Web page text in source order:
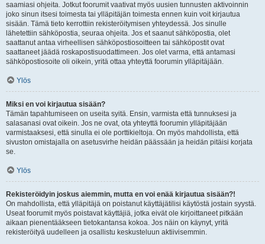
saamiasi ohjeita. Jotkut foorumit vaativat myös uusien tunnusten aktivoinnin
joko sinun itsesi toimesta tai ylläpitäjän toimesta ennen kuin voit kirjautua
sisään. Tämä tieto kerrottiin rekisteröitymisen yhteydessä. Jos sinulle
lähetettiin sähköpostia, seuraa ohjeita. Jos et saanut sähköpostia, olet
saattanut antaa virheellisen sähköpostiosoitteen tai sähköpostit ovat
saattaneet jäädä roskapostisuodattimeen. Jos olet varma, että antamasi
sähköpostiosoite oli oikein, yritä ottaa yhteyttä foorumin ylläpitäjään.
Ylös
Miksi en voi kirjautua sisään?
Tämän tapahtumiseen on useita syitä. Ensin, varmista että tunnuksesi ja
salasanasi ovat oikein. Jos ne ovat, ota yhteyttä foorumin ylläpitäjään
varmistaaksesi, että sinulla ei ole porttikieltoja. On myös mahdollista, että
sivuston omistajalla on asetusvirhe heidän päässään ja heidän pitäisi korjata
se.
Ylös
Rekisteröidyin joskus aiemmin, mutta en voi enää kirjautua sisään?!
On mahdollista, että ylläpitäjä on poistanut käyttäjätilisi käytöstä jostain syystä.
Useat foorumit myös poistavat käyttäjiä, jotka eivät ole kirjoittaneet pitkään
aikaan pienentääkseen tietokantansa kokoa. Jos näin on käynyt, yritä
rekisteröityä uudelleen ja osallistu keskusteluun aktiivisemmin.